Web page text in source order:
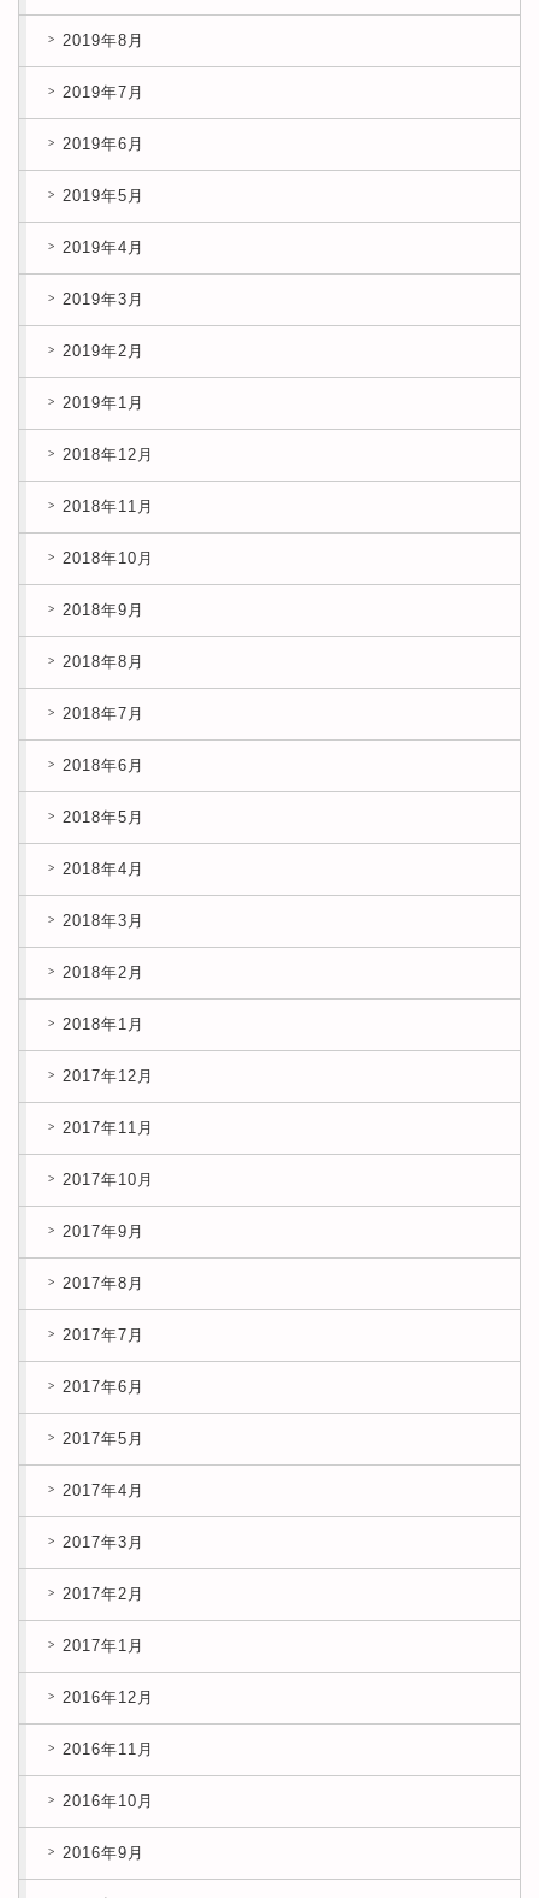
2019年8月
2019年7月
2019年6月
2019年5月
2019年4月
2019年3月
2019年2月
2019年1月
2018年12月
2018年11月
2018年10月
2018年9月
2018年8月
2018年7月
2018年6月
2018年5月
2018年4月
2018年3月
2018年2月
2018年1月
2017年12月
2017年11月
2017年10月
2017年9月
2017年8月
2017年7月
2017年6月
2017年5月
2017年4月
2017年3月
2017年2月
2017年1月
2016年12月
2016年11月
2016年10月
2016年9月